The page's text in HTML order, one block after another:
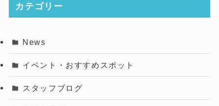
カテゴリー
News
イベント・おすすめスポット
スタッフブログ